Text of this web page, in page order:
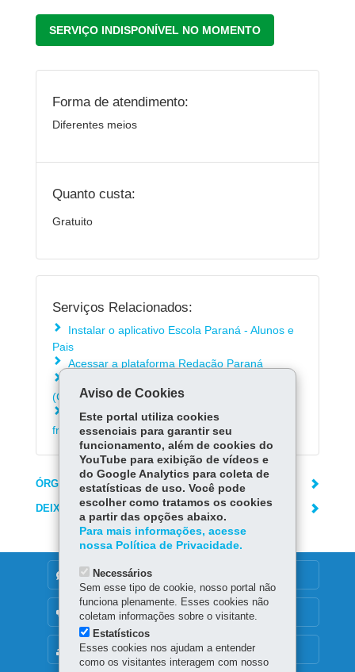
SERVIÇO INDISPONÍVEL NO MOMENTO
Forma de atendimento:
Diferentes meios
Quanto custa:
Gratuito
Serviços Relacionados:
Instalar o aplicativo Escola Paraná - Alunos e
Pais
Acessar a plataforma Redação Paraná
(Covid-19)
Consultar as respostas para as dúvidas mais
frequentes sobre o coronavírus (Covid-19)
ÓRGÃO RESPONSÁVEL
DEIXE SUA OPINIÃO
MAPA DO SITE
DENUNCIE CORRUPÇÃO
OUVIDORIA
Aviso de Cookies
Este portal utiliza cookies
essenciais para garantir seu
funcionamento, além de cookies do
YouTube para exibição de vídeos e
do Google Analytics para coleta de
estatísticas de uso. Você pode
escolher como tratamos os cookies
a partir das opções abaixo.
Para mais informações, acesse
nossa Política de Privacidade.
Necessários
Sem esse tipo de cookie, nosso portal não
funciona plenamente. Esses cookies não
coletam informações sobre o visitante.
Estatísticos
Esses cookies nos ajudam a entender
como os visitantes interagem com nosso